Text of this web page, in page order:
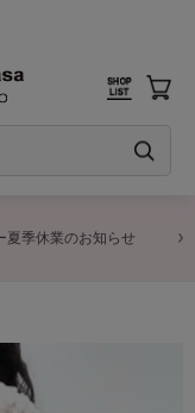
夏季休業のお知らせ